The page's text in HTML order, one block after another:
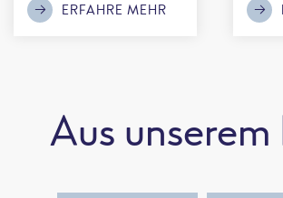
ERFAHRE MEHR
Aus